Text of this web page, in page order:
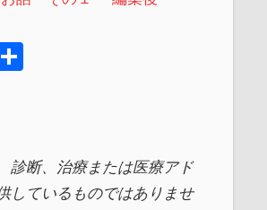
共
診断、治療または医療アド
しているものではありませ